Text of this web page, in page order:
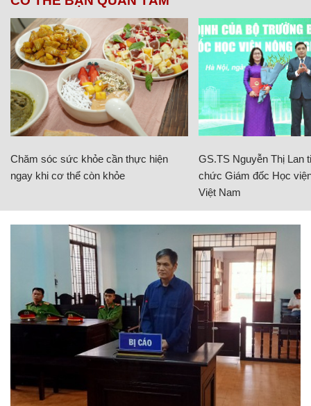
Chăm sóc sức khỏe cần thực hiện
ngay khi cơ thể còn khỏe
GS.TS Nguyễn Thị Lan
chức Giám đốc Học
Việt Nam